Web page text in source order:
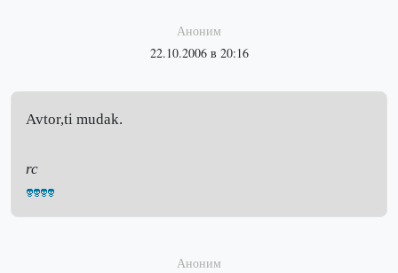
Аноним
22.10.2006 в 20:16
Avtor,ti mudak.
rc
Аноним